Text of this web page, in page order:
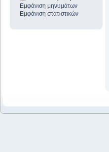
Εμφάνιση μηνυμάτων
Εμφάνιση στατιστικών